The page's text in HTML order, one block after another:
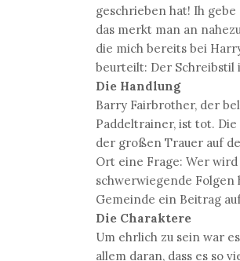
geschrieben hat! Ih
das merkt man an
die mich bereits bei
beurteilt: Der Schreibstil
Die Handlung
Barry Fairbrother, der
Paddeltrainer, ist tot.
der großen Trauer auf
Ort eine Frage: Wer
schwerwiegende Folgen
Gemeinde ein Beitrag
Die Charaktere
Um ehrlich zu sein war
allem daran, dass es so